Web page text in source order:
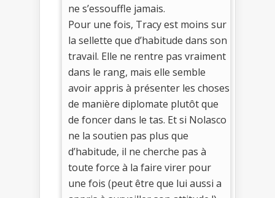
ne s’essouffle jamais.
Pour une fois, Tracy est moins sur
la sellette que d’habitude dans son
travail. Elle ne rentre pas vraiment
dans le rang, mais elle semble
avoir appris à présenter les choses
de manière diplomate plutôt que
de foncer dans le tas. Et si Nolasco
ne la soutien pas plus que
d’habitude, il ne cherche pas à
toute force à la faire virer pour
une fois (peut être que lui aussi a